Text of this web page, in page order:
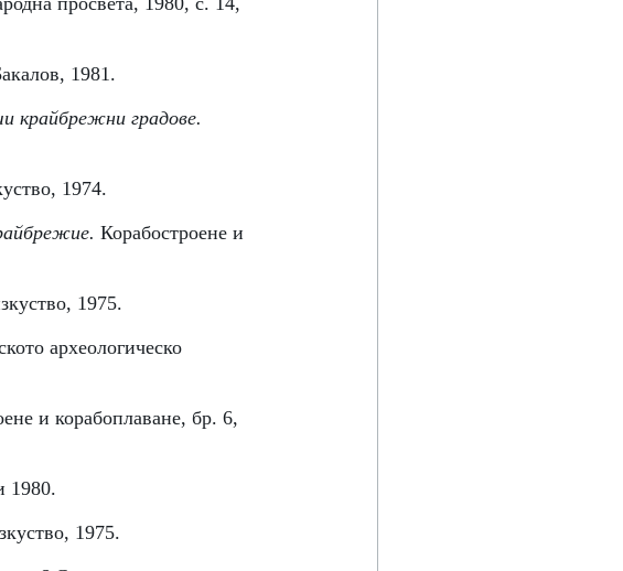
1981.
крайбрежни градове.
1974.
Корабостроене и
1975.
археологическо
и корабоплаване, бр. 6,
1980.
1975.